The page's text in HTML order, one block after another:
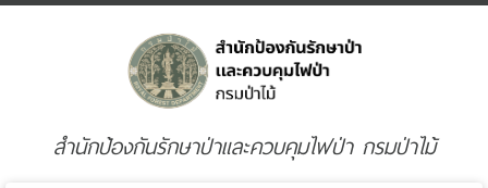
สำนักป้องกันรักษาป่าและควบคุมไฟป่า กรมป่าไม้